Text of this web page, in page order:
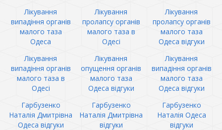
Лікування
випадіння органів
малого таза
Одеса
Лікування
пролапсу органів
малого таза в
Одесі
Лікування
пролапсу органів
малого таза
Одеса відгуки
Лікування
випадіння органів
малого таза в
Одесі
Лікування
опущення органів
малого таза
Одеса відгуки
Лікування
випадіння органів
малого таза
Одеса відгуки
Гарбузенко
Наталія Дмитрівна
Одеса відгуки
Гарбузенко
Наталія Дмитрівна
відгуки
Гарбузенко
Наталія Одеса
відгуки